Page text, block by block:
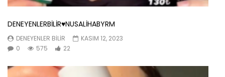
DENEYENLERBİLİR♥️NUSALİHABYRM
DENEYENLER BILIR
KASIM 12, 2023
0
575 22